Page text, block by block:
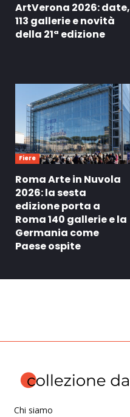
ArtVerona 2026: date,
113 gallerie e novità
della 21ª edizione
Fiere
Roma Arte in Nuvola
2026: la sesta
edizione porta a
Roma 140 gallerie e la
Germania come
Paese ospite
Chi siamo